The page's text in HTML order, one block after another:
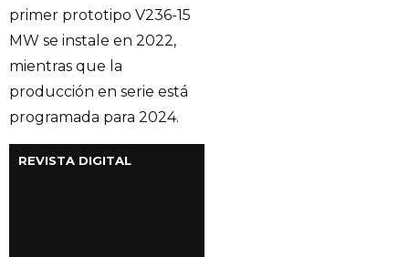
primer prototipo V236-15
MW se instale en 2022,
mientras que la
producción en serie está
programada para 2024.
REVISTA DIGITAL